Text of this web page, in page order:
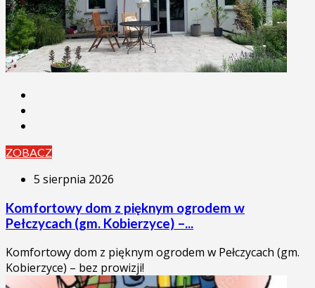
ZOBACZ
5 sierpnia 2026
Komfortowy dom z pięknym ogrodem w
Pełczycach (gm. Kobierzyce) –...
Komfortowy dom z pięknym ogrodem w Pełczycach (gm.
Kobierzyce) – bez prowizji!